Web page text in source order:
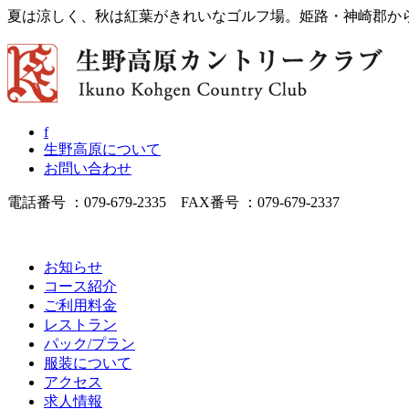
夏は涼しく、秋は紅葉がきれいなゴルフ場。姫路・神崎郡か
f
生野高原について
お問い合わせ
電話番号 ：079-679-2335 FAX番号 ：079-679-2337
お知らせ
コース紹介
ご利用料金
レストラン
パック/プラン
服装について
アクセス
求人情報